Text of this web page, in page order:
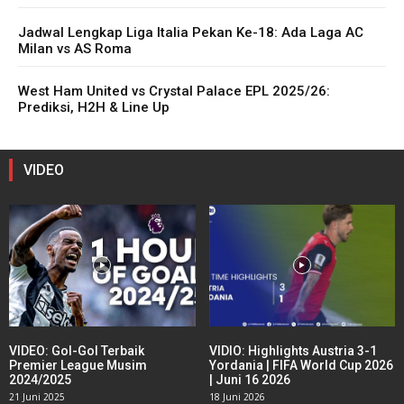
Jadwal Lengkap Liga Italia Pekan Ke-18: Ada Laga AC
Milan vs AS Roma
West Ham United vs Crystal Palace EPL 2025/26:
Prediksi, H2H & Line Up
VIDEO
VIDEO: Gol-Gol Terbaik
Premier League Musim
2024/2025
21 Juni 2025
VIDIO: Highlights Austria 3-1
Yordania | FIFA World Cup 2026
| Juni 16 2026
18 Juni 2026